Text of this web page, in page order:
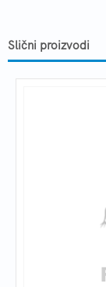
Slični proizvodi